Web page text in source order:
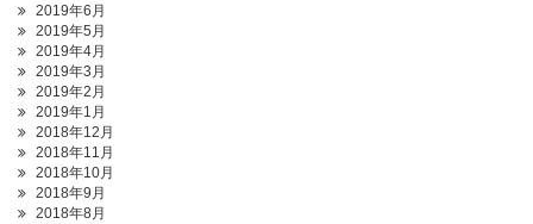
2019年6月
2019年5月
2019年4月
2019年3月
2019年2月
2019年1月
2018年12月
2018年11月
2018年10月
2018年9月
2018年8月